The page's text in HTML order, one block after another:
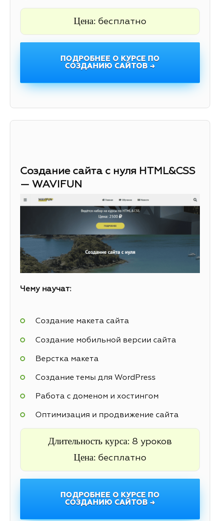
Цена: бесплатно
ПОДРОБНЕЕ О КУРСЕ ПО
СОЗДАНИЮ САЙТОВ →
Создание сайта с нуля HTML&CSS
— WAVIFUN
Чему научат:
Создание макета сайта
Создание мобильной версии сайта
Верстка макета
Создание темы для WordPress
Работа с доменом и хостингом
Оптимизация и продвижение сайта
Длительность курса: 8 уроков
Цена: бесплатно
ПОДРОБНЕЕ О КУРСЕ ПО
СОЗДАНИЮ САЙТОВ →